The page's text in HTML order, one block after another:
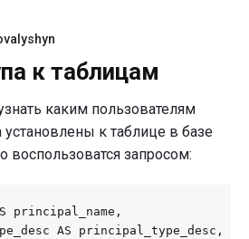
к таблицам
каким пользователям
установлены к таблице в базе
воспользоватся запросом:
principal_name,
AS principal_type_desc,